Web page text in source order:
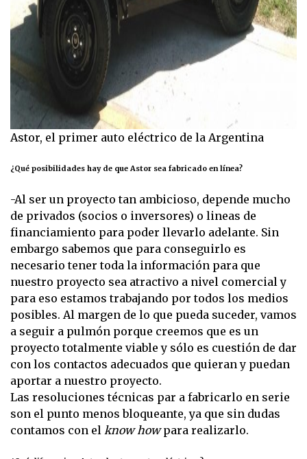
Astor, el primer auto eléctrico de la Argentina
¿Qué posibilidades hay de que Astor sea fabricado en línea?
-Al ser un proyecto tan ambicioso, depende mucho
de privados (socios o inversores) o lineas de
financiamiento para poder llevarlo adelante. Sin
embargo sabemos que para conseguirlo es
necesario tener toda la información para que
nuestro proyecto sea atractivo a nivel comercial y
para eso estamos trabajando por todos los medios
posibles. Al margen de lo que pueda suceder, vamos
a seguir a pulmón porque creemos que es un
proyecto totalmente viable y sólo es cuestión de dar
con los contactos adecuados que quieran y puedan
aportar a nuestro proyecto.
Las resoluciones técnicas par a fabricarlo en serie
son el punto menos bloqueante, ya que sin dudas
contamos con el know howpara realizarlo.